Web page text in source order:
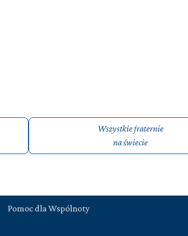
Wszystkie fraternie
na świecie
Pomoc dla Wspólnoty